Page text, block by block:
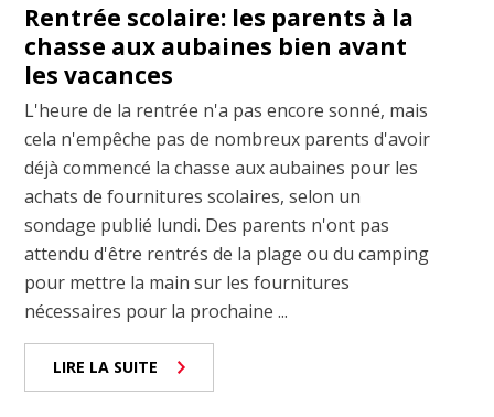
Rentrée scolaire: les parents à la
chasse aux aubaines bien avant
les vacances
L'heure de la rentrée n'a pas encore sonné, mais
cela n'empêche pas de nombreux parents d'avoir
déjà commencé la chasse aux aubaines pour les
achats de fournitures scolaires, selon un
sondage publié lundi. Des parents n'ont pas
attendu d'être rentrés de la plage ou du camping
pour mettre la main sur les fournitures
nécessaires pour la prochaine ...
LIRE LA SUITE